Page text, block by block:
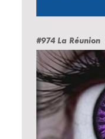
#974 La Réunion